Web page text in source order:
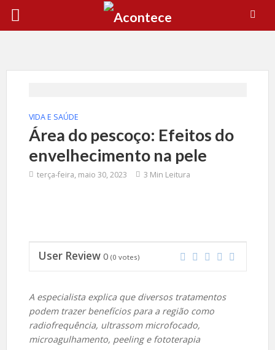
VIDA E SAÚDE
Área do pescoço: Efeitos do
envelhecimento na pele
terça-feira, maio 30, 2023 3 Min Leitura
User Review 0 (0 votes)
A especialista explica que diversos tratamentos
podem trazer benefícios para a região como
radiofrequência, ultrassom microfocado,
microagulhamento, peeling e fototerapia